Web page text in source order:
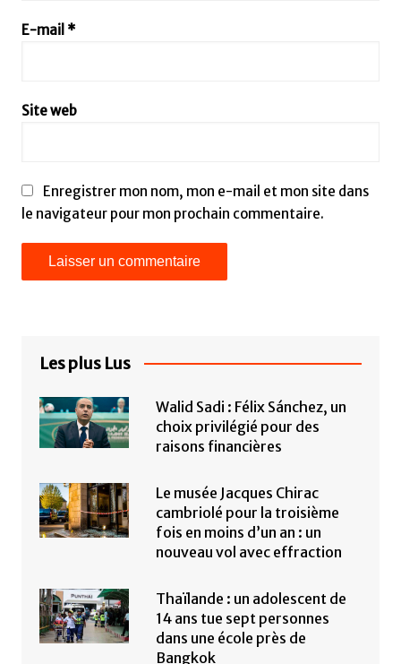
E-mail *
Site web
Enregistrer mon nom, mon e-mail et mon site dans
le navigateur pour mon prochain commentaire.
Les plus Lus
Walid Sadi : Félix Sánchez, un
choix privilégié pour des
raisons financières
Le musée Jacques Chirac
cambriolé pour la troisième
fois en moins d’un an : un
nouveau vol avec effraction
Thaïlande : un adolescent de
14 ans tue sept personnes
dans une école près de
Bangkok